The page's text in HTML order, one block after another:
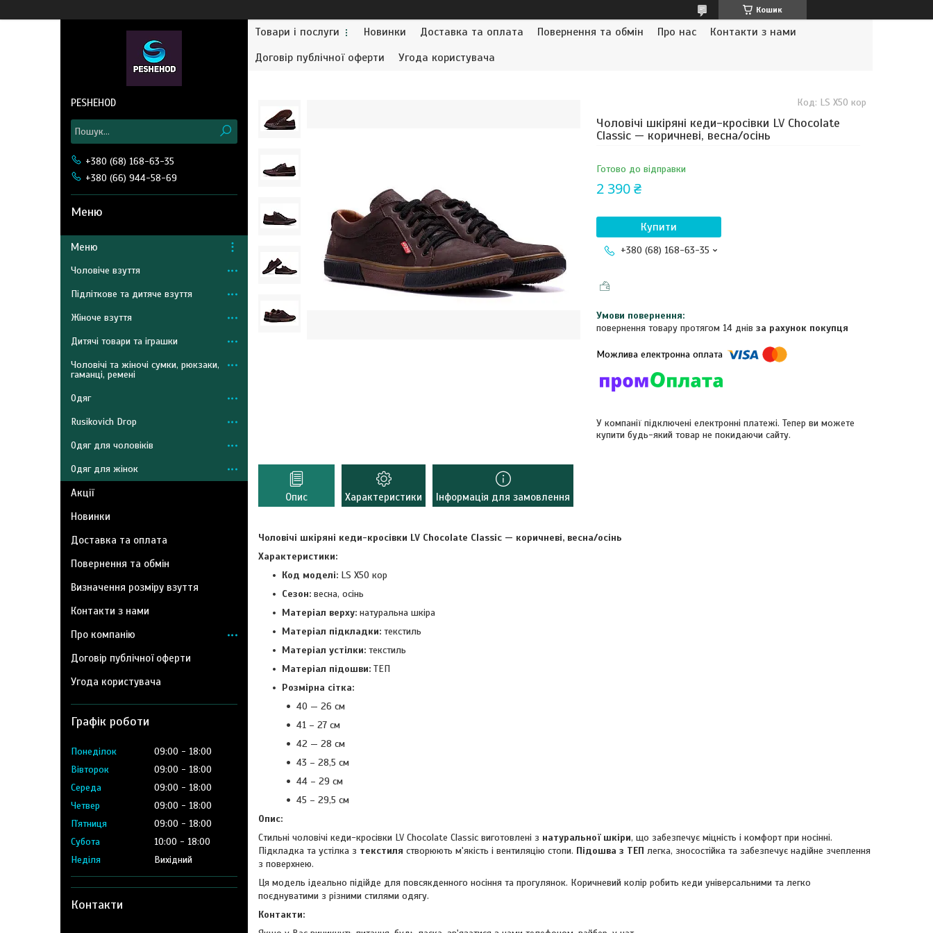
Кошик
Товари і послуги Новинки Доставка та оплата Повернення та обмін Про нас
Контакти з нами
Договір публічної оферти
Угода користувача
Чоловічі шкіряні кеди-кросівки LV Chocolate
Classic — коричневі, весна/осінь
Готово до відправки
Код: LS X50 кор
2 390 ₴
Купити
+380 (68) 168-63-35
повернення товару протягом 14 днів за рахунок покупця
У компанії підключені електронні платежі. Тепер ви можете
купити будь-який товар не покидаючи сайту.
Опис Характеристики Інформація для замовлення
Чоловічі шкіряні кеди-кросівки LV Chocolate Classic — коричневі, весна/осінь
Характеристики:
Код моделі: LS X50 кор
Сезон: весна, осінь
Матеріал верху: натуральна шкіра
Матеріал підкладки: текстиль
Матеріал устілки: текстиль
Матеріал підошви: ТЕП
Розмірна сітка:
40 — 26 см
41 – 27 см
42 — 28 см
43 – 28,5 см
44 – 29 см
45 – 29,5 см
Опис:
Стильні чоловічі кеди-кросівки LV Chocolate Classic виготовлені з натуральної шкіри, що забезпечує міцність і комфорт при носінні.
Підкладка та устілка з текстиля створюють м'якість і вентиляцію стопи. Підошва з ТЕП легка, зносостійка та забезпечує надійне зчеплення
з поверхнею.
Ця модель ідеально підійде для повсякденного носіння та прогулянок. Коричневий колір робить кеди універсальними та легко
поєднуватими з різними стилями одягу.
Контакти:
PESHEHOD
+380 (68) 168-63-35
+380 (66) 944-58-69
Меню
Чоловіче взуття
Підліткове та дитяче взуття
Жіноче взуття
Дитячі товари та іграшки
Чоловічі та жіночі сумки, рюкзаки,
гаманці, ремені
Одяг
Rusikovich Drop
Одяг для чоловіків
Одяг для жінок
Акції
Новинки
Доставка та оплата
Повернення та обмін
Визначення розміру взуття
Контакти з нами
Про компанію
Договір публічної оферти
Угода користувача
Графік роботи
Понеділок 09:00
18:00
Вівторок
09:00
18:00
Середа
09:00
18:00
Четвер
09:00
18:00
Пʼятниця
09:00
18:00
Субота
10:00
18:00
Неділя
Вихідний
Контакти